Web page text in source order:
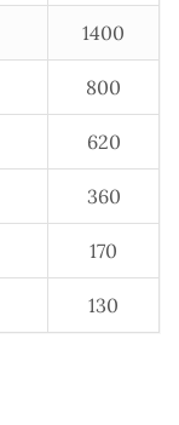
1400
800
620
360
170
130